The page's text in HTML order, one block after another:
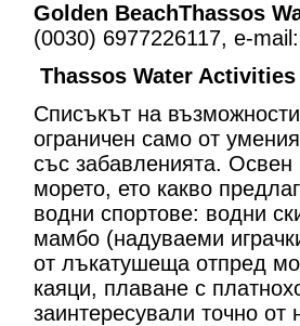
Golden BeachThassos
(0030) 6977226117, e-
Thassos Water Activities
Списъкът на
ограничен само от
със забавленията. Освен
морето, ето какво
водни спортове: водни
мамбо (надуваеми
от лъкатушеща отпред
каяци, плаване с
заинтересували точно от